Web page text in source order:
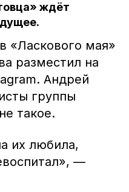
ждёт
«Ласкового мая»
разместил на
Андрей
группы
такое.
их любила,
—